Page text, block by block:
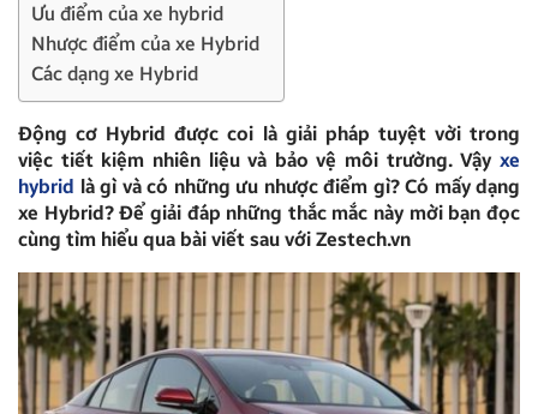
Ưu điểm của xe hybrid
Nhược điểm của xe Hybrid
Các dạng xe Hybrid
Động cơ Hybrid được coi là giải pháp tuyệt vời trong
việc tiết kiệm nhiên liệu và bảo vệ môi trường. Vậy xe
hybrid là gì và có những ưu nhược điểm gì? Có mấy dạng
xe Hybrid? Để giải đáp những thắc mắc này mời bạn đọc
cùng tìm hiểu qua bài viết sau với Zestech.vn